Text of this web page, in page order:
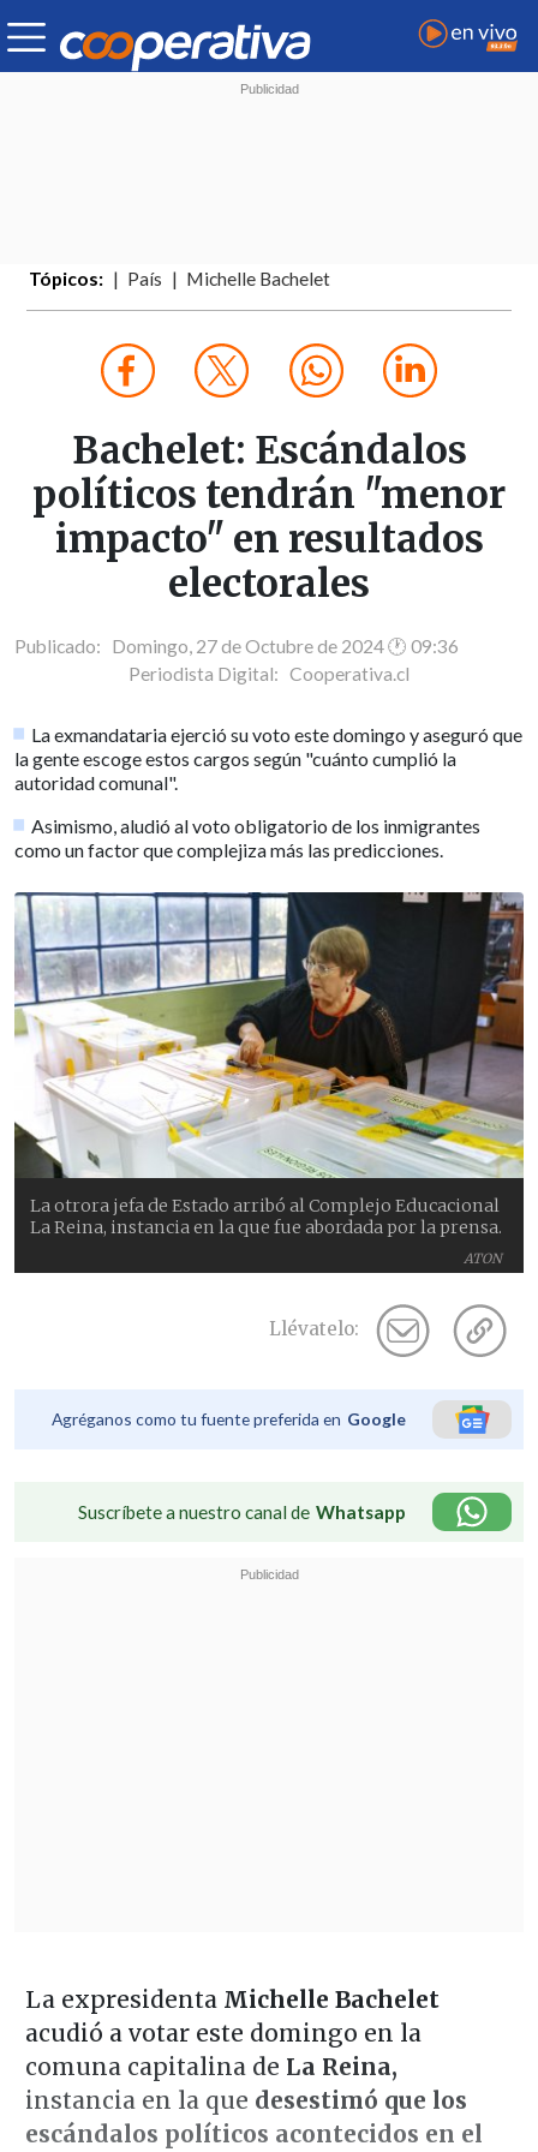
Tópicos: País Michelle Bachelet
Bachelet: Escándalos
políticos tendrán "menor
impacto" en resultados
electorales
Publicado: Domingo, 27 de Octubre de 2024 🕐 09:36
Periodista Digital: Cooperativa.cl
La exmandataria ejerció su voto este domingo y aseguró que
la gente escoge estos cargos según "cuánto cumplió la
autoridad comunal".
Asimismo, aludió al voto obligatorio de los inmigrantes
como un factor que complejiza más las predicciones.
ATON
La otrora jefa de Estado arribó al Complejo Educacional
La Reina, instancia en la que fue abordada por la prensa.
Llévatelo:
Agréganos como tu fuente preferida en Google
Suscríbete a nuestro canal de Whatsapp
La expresidenta Michelle Bachelet
acudió a votar este domingo en la
comuna capitalina de La Reina,
instancia en la que desestimó que los
escándalos políticos acontecidos en el